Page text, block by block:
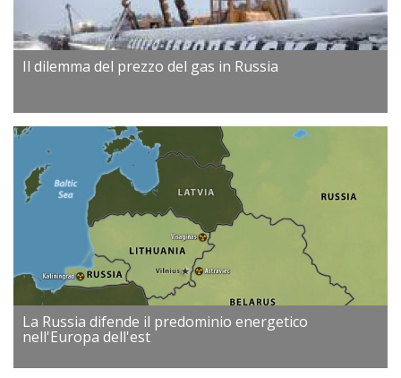
Il dilemma del prezzo del gas in Russia
La Russia difende il predominio energetico
nell'Europa dell'est